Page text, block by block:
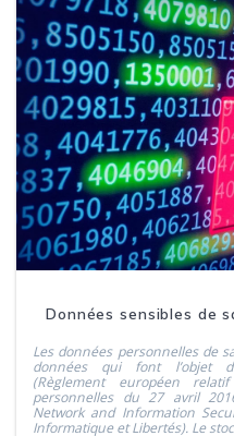
Données sensibles de
Les données personnelles de
données qui font l’objet
(Règlement européen
personnelles du 27 avril
Network and Information
Informatique et Libertés). Le